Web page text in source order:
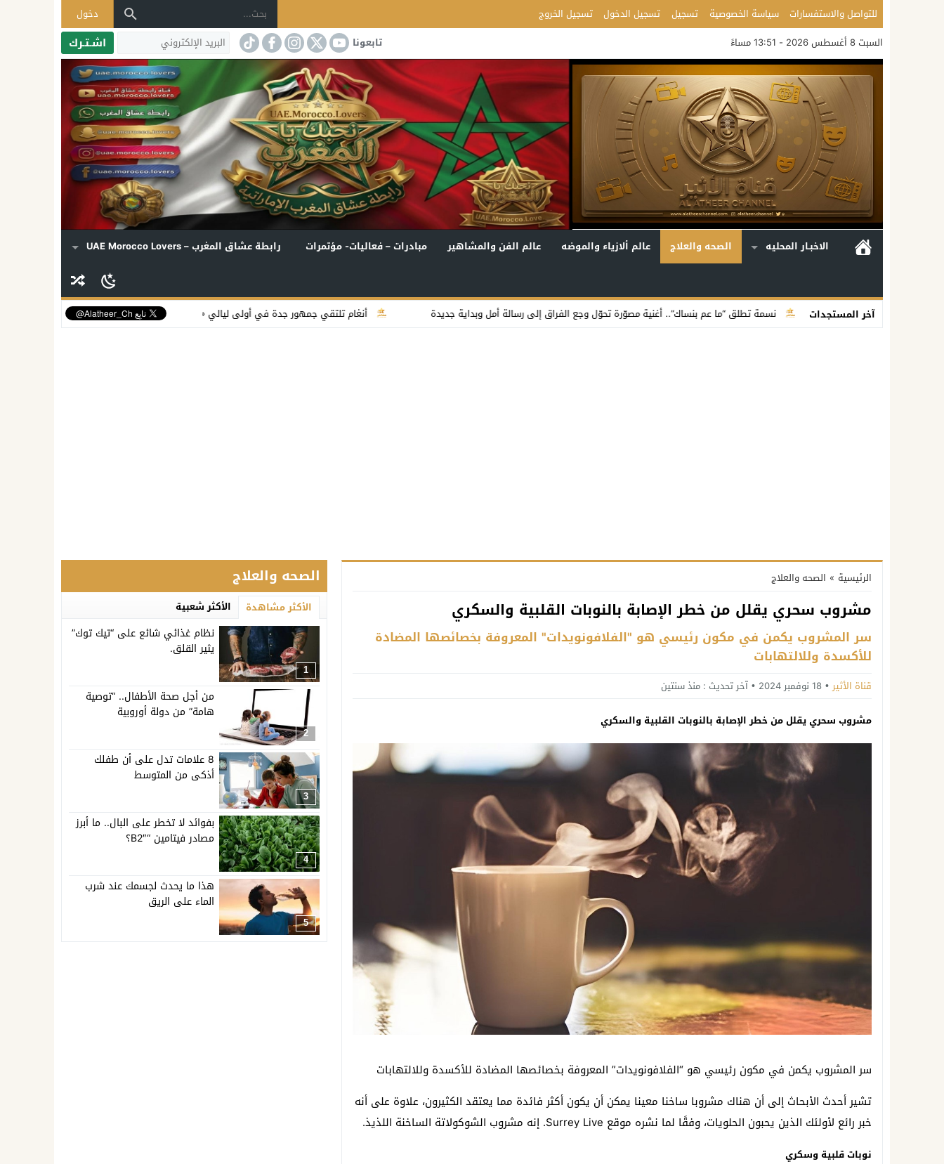
للتواصل والاستفسارات سياسة الخصوصية تسجيل تسجيل الدخول تسجيل الخروج
دخول
السبت 8 أغسطس 2026 - 13:51 مساءً
تابعونا اشـتـرك
الاخبـار المحليه الصحه والعلاج عالم ألازياء والموضه عالم الفن والمشاهير مبادرات – فعاليات- مؤتمرات رابطة عشاق المغرب – UAE Morocco Lovers
آخر المستجدات أنغام تلتقي جمهور جدة في أولى ليالي «دي روحي» إليسا تكشف موعد ألبومها الجديد وتفتح قلبها لملفات نسمة تطلق “ما عم بنساك”.. أغنية مصوّرة تحوّل وجع الفراق إلى رسالة أمل وبداية جديدة
الرئيسية » الصحه والعلاج
مشروب سحري يقلل من خطر الإصابة بالنوبات القلبية والسكري
سر المشروب يكمن في مكون رئيسي هو "الفلافونويدات" المعروفة بخصائصها المضادة
للأكسدة وللالتهابات
قناة الأثير 18 نوفمبر 2024 آخر تحديث : منذ سنتين
مشروب سحري يقلل من خطر الإصابة بالنوبات القلبية والسكري
سر المشروب يكمن في مكون رئيسي هو “الفلافونويدات” المعروفة بخصائصها المضادة للأكسدة وللالتهابات
تشير أحدث الأبحاث إلى أن هناك مشروبا ساخنا معينا يمكن أن يكون أكثر فائدة مما يعتقد الكثيرون، علاوة على أنه
خبر رائع لأولئك الذين يحبون الحلويات، وفقًا لما نشره موقع Surrey Live. إنه مشروب الشوكولاتة الساخنة اللذيذ.
نوبات قلبية وسكري
الصحه والعلاج
الأكثر مشاهدة الأكثر شعبية
1
نظام غذائي شائع على “تيك توك”
يثير القلق.
2
من أجل صحة الأطفال.. “توصية
هامة” من دولة أوروبية
3
8 علامات تدل على أن طفلك
أذكى من المتوسط
4
بفوائد لا تخطر على البال.. ما أبرز
مصادر فيتامين “B2″؟
5
هذا ما يحدث لجسمك عند شرب
الماء على الريق